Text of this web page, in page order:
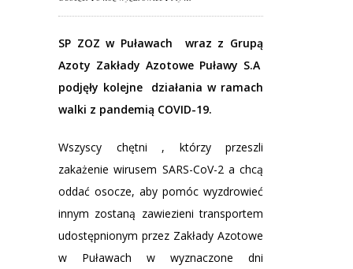
SP ZOZ w Puławach wraz z Grupą
Azoty Zakłady Azotowe Puławy S.A
podjęły kolejne działania w ramach
walki z pandemią COVID-19.
Wszyscy chętni , którzy przeszli
zakażenie wirusem SARS-CoV-2 a chcą
oddać osocze, aby pomóc wyzdrowieć
innym zostaną zawiezieni transportem
udostępnionym przez Zakłady Azotowe
w Puławach w wyznaczone dni